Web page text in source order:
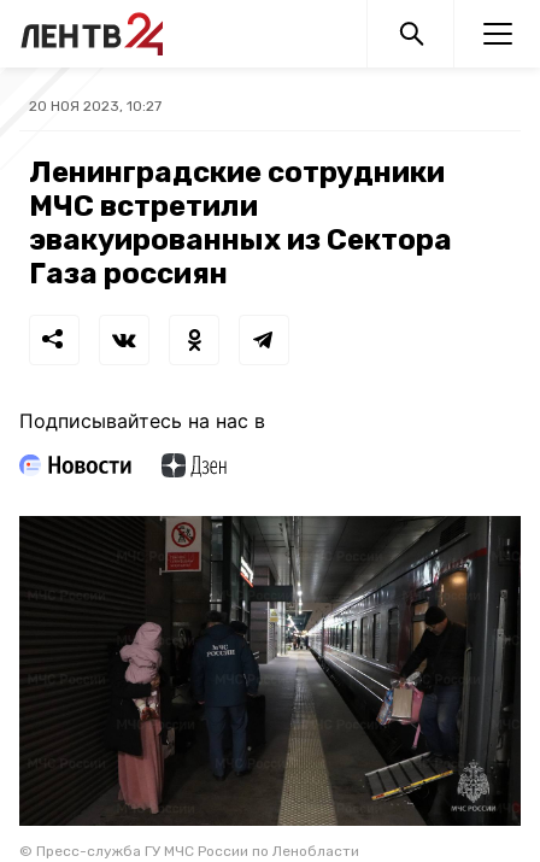
20 НОЯ 2023, 10:27
Ленинградские сотрудники
МЧС встретили
эвакуированных из Сектора
Газа россиян
Подписывайтесь на нас в
© Пресс-служба ГУ МЧС России по Ленобласти